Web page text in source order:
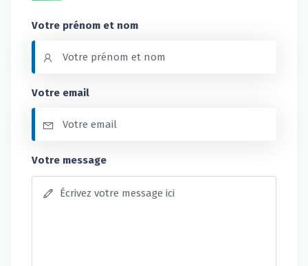
Votre prénom et nom
Votre email
Votre message